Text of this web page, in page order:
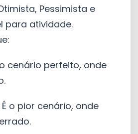
Pessimista e
para atividade.
cenário perfeito, onde
o pior cenário, onde